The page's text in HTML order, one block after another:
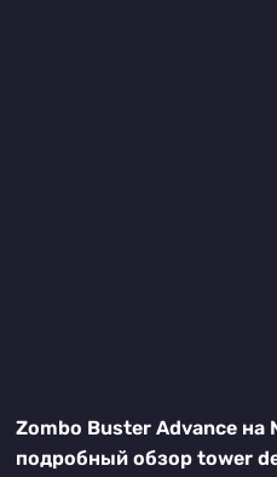
Zombo Buster Advance на
подробный обзор tower